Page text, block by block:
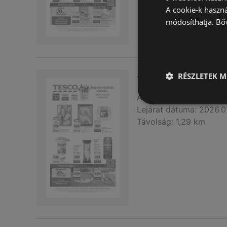
Tesco újság
Akciós újság
Lejárat dátuma:
Távolság: 1,29 km
A cookie-k
módosíthatja.
RÉSZLETEK